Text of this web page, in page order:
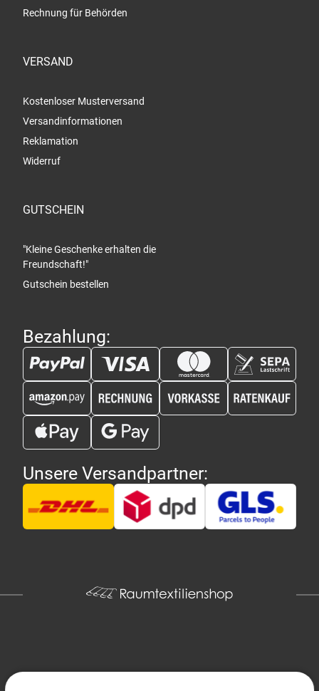
Rechnung für Behörden
VERSAND
Kostenloser Musterversand
Versandinformationen
Reklamation
Widerruf
GUTSCHEIN
"Kleine Geschenke erhalten die
Freundschaft!"
Gutschein bestellen
Bezahlung:
Unsere Versandpartner:
Copyright 2026 - Raumtextilienshop.de | Design und Entwicklung
MG-